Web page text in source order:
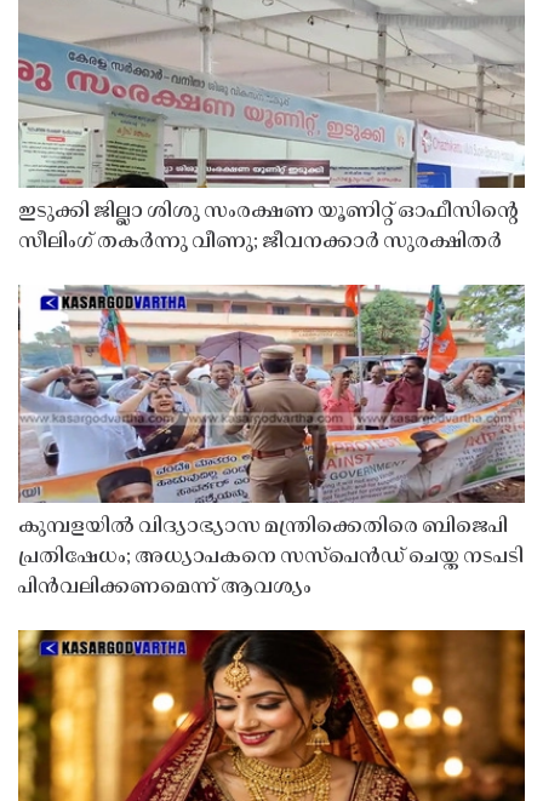
ഇടുക്കി ജില്ലാ ശിശു സംരക്ഷണ യൂണിറ്റ് ഓഫീസിൻ്റെ
സീലിംഗ് തകർന്നു വീണു; ജീവനക്കാർ സുരക്ഷിതർ
കുമ്പളയിൽ വിദ്യാഭ്യാസ മന്ത്രിക്കെതിരെ ബിജെപി
പ്രതിഷേധം; അധ്യാപകനെ സസ്‌പെൻഡ് ചെയ്ത നടപടി
പിൻവലിക്കണമെന്ന് ആവശ്യം